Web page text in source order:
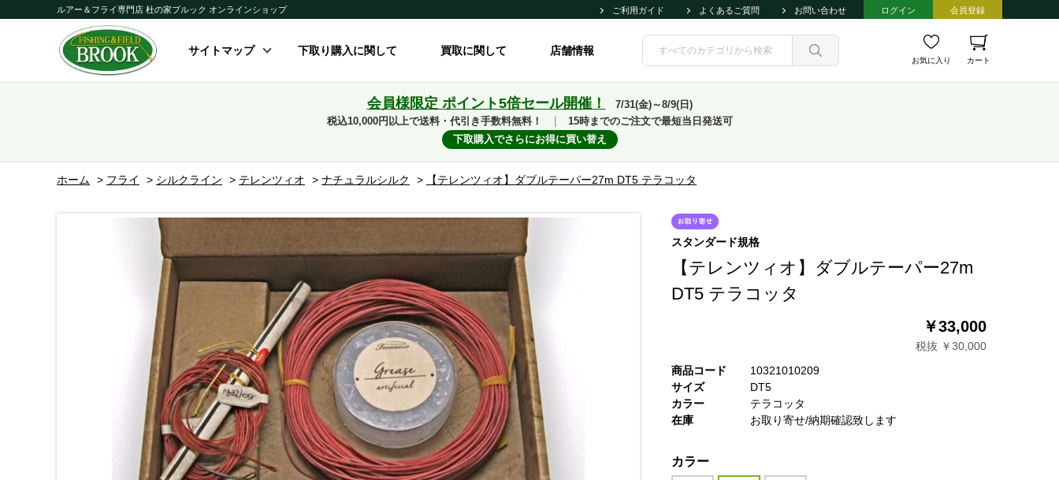
ルアー＆フライ専門店 杜の家ブルック オンラインショップ ご利用ガイド よくあるご質問 お問い合わせ ログイン 会員登録
サイトマップ 下取り購入に関して 買取に関して 店舗情報
お気に入り カート
会員様限定 ポイント5倍セール開催！
7/31(金)～8/9(日)
税込10,000円以上で送料・代引き手数料無料！
15時までのご注文で最短当日発送可
下取購入でさらにお得に買い替え
ホーム > フライ > シルクライン > テレンツィオ > ナチュラルシルク > 【テレンツィオ】ダブルテーパー27m DT5 テラコッタ
スタンダード規格
【テレンツィオ】ダブルテーパー27m
DT5 テラコッタ
￥33,000
税抜 ￥30,000
商品コード
10321010209
サイズ
DT5
カラー
テラコッタ
在庫
お取り寄せ/納期確認致します
カラー